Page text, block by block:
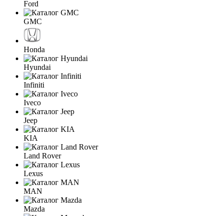
Ford
GMC
Honda
Hyundai
Infiniti
Iveco
Jeep
KIA
Land Rover
Lexus
MAN
Mazda